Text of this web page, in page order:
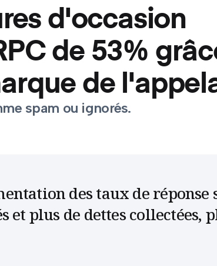
d'occasion
de 53%
de
spam ou ignorés.
des taux de réponse
et plus de dettes collectées,